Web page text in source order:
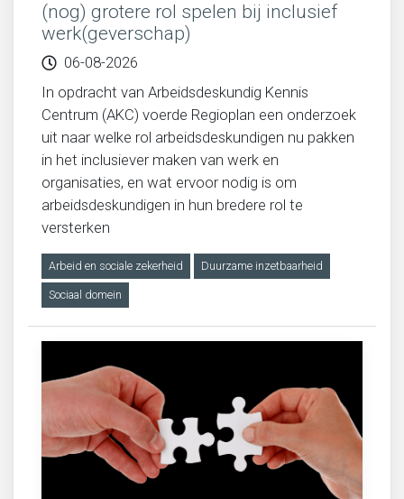
Migratie, integratie en diversiteit
Onderwijs
Ouderen
Sociaal domein
(nog) grotere rol spelen bij inclusief
werk(geverschap)
06-08-2026
In opdracht van Arbeidsdeskundig Kennis
Centrum (AKC) voerde Regioplan een onderzoek
uit naar welke rol arbeidsdeskundigen nu pakken
in het inclusiever maken van werk en
organisaties, en wat ervoor nodig is om
arbeidsdeskundigen in hun bredere rol te
versterken
Arbeid en sociale zekerheid Duurzame inzetbaarheid
Sociaal domein